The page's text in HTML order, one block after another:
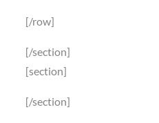
[/row]
[/section]
[section]
[/section]